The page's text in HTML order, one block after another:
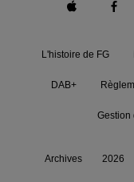
L'histoire de FG
DAB+
Gestion
Archives 2026